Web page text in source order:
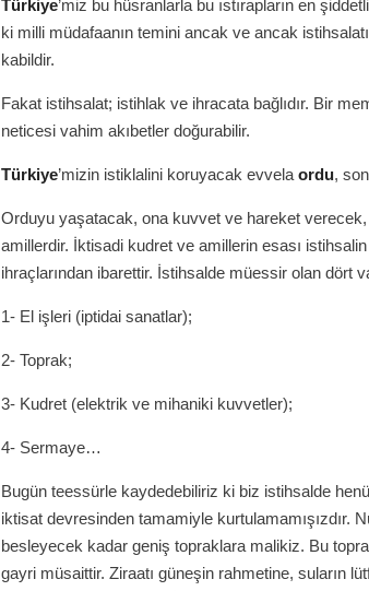
Türkiye’miz bu hüsranlarla bu ıstırapların en
ki milli müdafaanın temini ancak ve ancak
kabildir.
Fakat istihsalat; istihlak ve ihracata bağlıdır. Bir
neticesi vahim akıbetler doğurabilir.
Türkiye’mizin istiklalini koruyacak evvela ordu,
Orduyu yaşatacak, ona kuvvet ve hareket
amillerdir. İktisadi kudret ve amillerin esası
ihraçlarından ibarettir. İstihsalde müessir olan dört
1- El işleri (iptidai sanatlar);
2- Toprak;
3- Kudret (elektrik ve mihaniki kuvvetler);
4- Sermaye…
Bugün teessürle kaydedebiliriz ki biz istihsalde
iktisat devresinden tamamiyle kurtulamamışızdır.
besleyecek kadar geniş topraklara malikiz. Bu
gayri müsaittir. Ziraatı güneşin rahmetine, suların